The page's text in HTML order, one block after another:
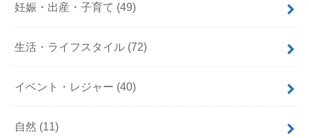
妊娠・出産・子育て (49)
生活・ライフスタイル (72)
イベント・レジャー (40)
自然 (11)